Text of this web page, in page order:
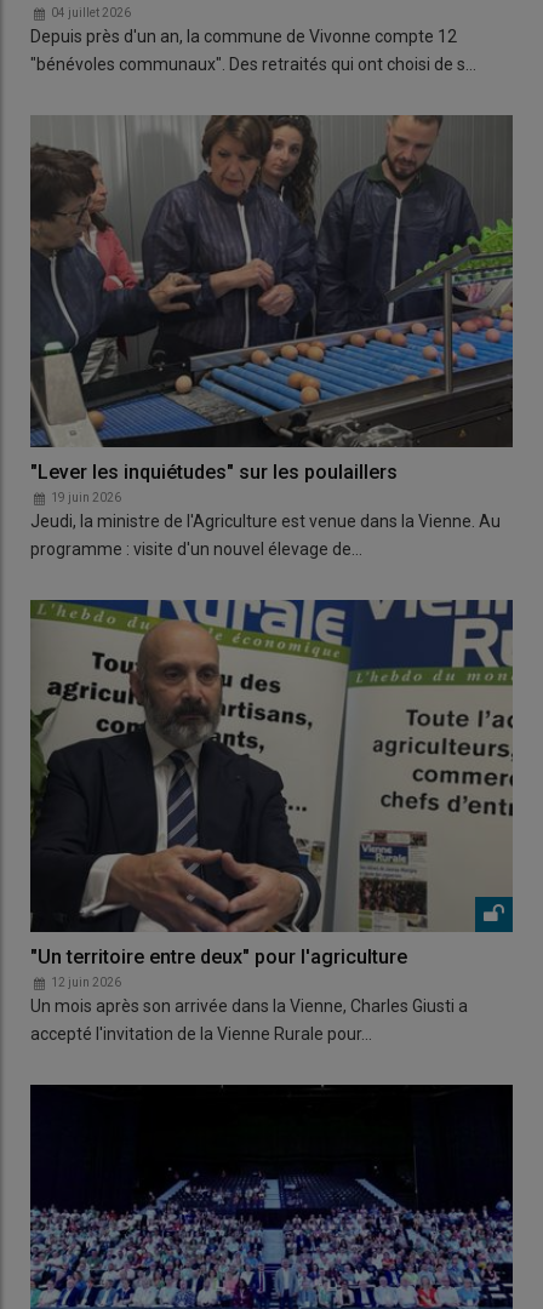
04 juillet 2026
Depuis près d'un an, la commune de Vivonne compte 12
"bénévoles communaux". Des retraités qui ont choisi de s…
"Lever les inquiétudes" sur les poulaillers
19 juin 2026
Jeudi, la ministre de l'Agriculture est venue dans la Vienne. Au
programme : visite d'un nouvel élevage de…
"Un territoire entre deux" pour l'agriculture
12 juin 2026
Un mois après son arrivée dans la Vienne, Charles Giusti a
accepté l'invitation de la Vienne Rurale pour…